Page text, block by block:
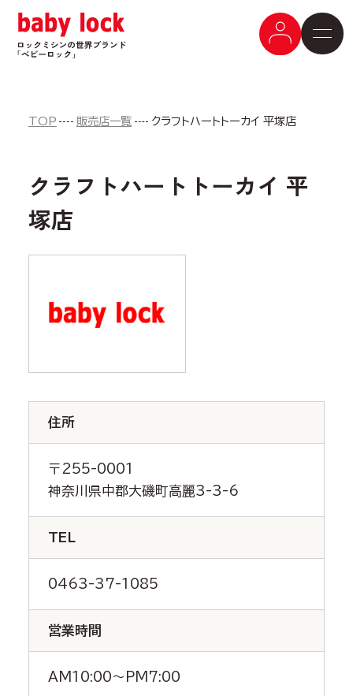
TOP 販売店一覧 クラフトハートトーカイ 平塚店
クラフトハートトーカイ 平
塚店
住所
〒255-0001
神奈川県中郡大磯町高麗3-3-6
TEL
0463-37-1085
営業時間
AM10:00～PM7:00